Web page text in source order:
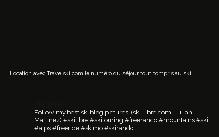
Location avec Travelski.com le numéro du séjour tout compris au ski.
Follow my best ski blog pictures. (ski-libre.com - Lilian
Martinez) #skilibre #skitouring #freerando #mountains #ski
#alps #freeride #skimo #skirando